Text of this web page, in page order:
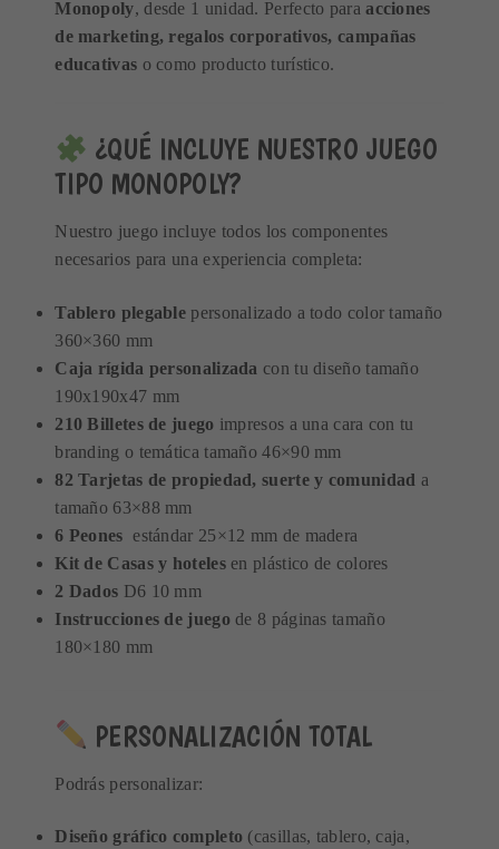
Monopoly, desde 1 unidad. Perfecto paraacciones
de marketing, regalos corporativos, campañas
educativas o como producto turístico.
¿QUÉ INCLUYE NUESTRO JUEGO
TIPO MONOPOLY?
Nuestro juego incluye todos los componentes
necesarios para una experiencia completa:
Tablero plegable personalizado a todo color tamaño
360×360 mm
Caja rígida personalizada con tu diseño tamaño
190x190x47 mm
210 Billetes de juego impresos a una cara con tu
branding o temática tamaño 46×90 mm
82 Tarjetas de propiedad, suerte y comunidad a
tamaño 63×88 mm
6 Peones estándar 25×12 mm de madera
Kit de Casas y hotelesen plástico de colores
2 Dados D6 10 mm
Instrucciones de juegode 8 páginas tamaño
180×180 mm
PERSONALIZACIÓN TOTAL
Podrás personalizar:
Diseño gráfico completo (casillas, tablero, caja,